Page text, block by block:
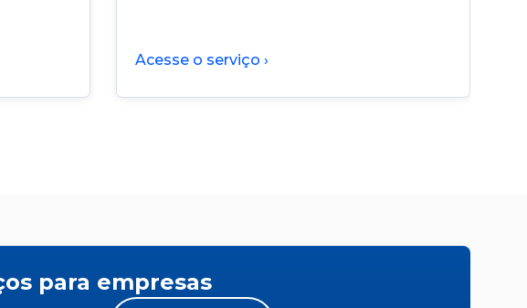
Acesse o serviço ›
para empresas